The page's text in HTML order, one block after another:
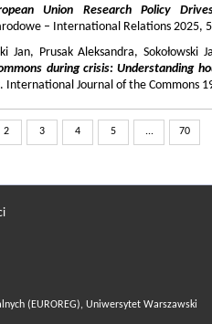
Union Research Policy
– International Relations 2025,
Jan, Prusak Aleksandra,
during crisis: Understanding
. International Journal of the Commons
2 3 4 5 ... 70
(EUROREG), Uniwersytet Warszawski